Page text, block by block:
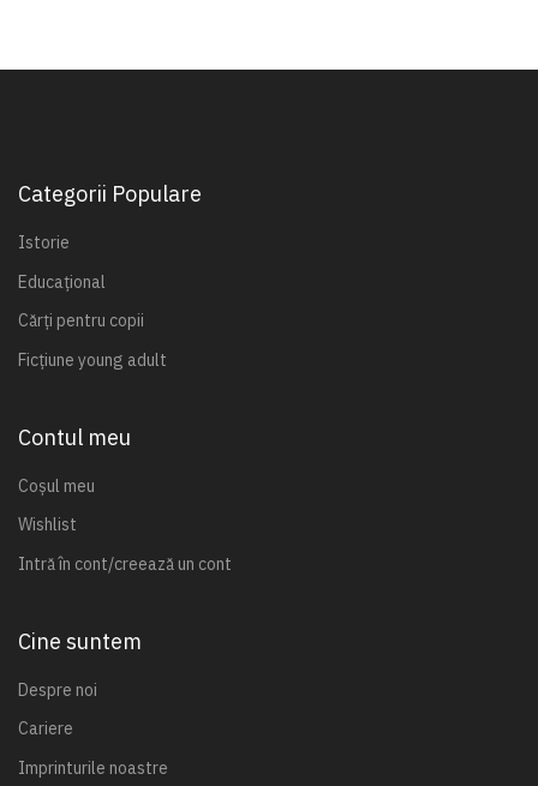
Categorii Populare
Istorie
Educațional
Cărți pentru copii
Ficțiune young adult
Contul meu
Coșul meu
Wishlist
Intră în cont/creează un cont
Cine suntem
Despre noi
Cariere
Imprinturile noastre